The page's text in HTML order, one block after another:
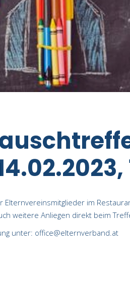
im
weitere Anliegen direkt beim
unter: office@elternverband.at